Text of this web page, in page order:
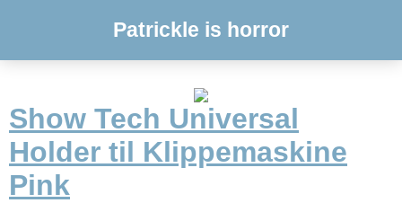
Patrickle is horror
Show Tech Universal
Holder til Klippemaskine
Pink